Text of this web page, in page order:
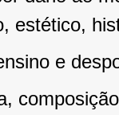
estético,
e